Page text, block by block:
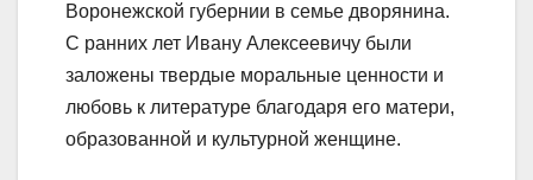
Воронежской губернии в семье дворянина.
С ранних лет Ивану Алексеевичу были
заложены твердые моральные ценности и
любовь к литературе благодаря его матери,
образованной и культурной женщине.